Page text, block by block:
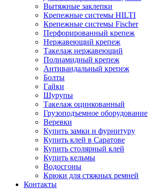
Вытяжные заклепки
Крепежные системы HILTI
Крепежные системы Fischer
Перфорированный крепеж
Нержавеющий крепеж
Такелаж нержавеющий
Полиамидный крепеж
Антивандальный крепеж
Болты
Гайки
Шурупы
Такелаж оцинкованный
Грузоподъемное оборудование
Веревки
Купить замки и фурнитуру
Купить клей в Саратове
Купить столярный клей
Купить кельмы
Водосгоны
Крюки для стяжных ремней
Контакты